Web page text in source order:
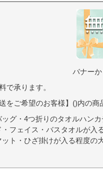
バナー
で承ります。
をご希望のお客様】()内の
グ・4つ折りのタオルハン
フェイス・バスタオルが入
ト・ひざ掛けが入る程度の